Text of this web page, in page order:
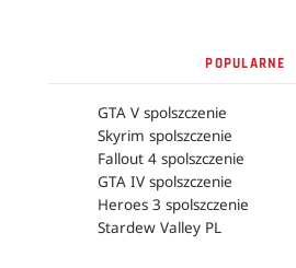
POPULARNE
GTA V spolszczenie
Skyrim spolszczenie
Fallout 4 spolszczenie
GTA IV spolszczenie
Heroes 3 spolszczenie
Stardew Valley PL